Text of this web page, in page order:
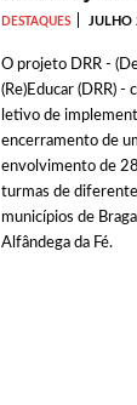
DESTAQUES JULHO
O projeto DRR -
(Re)Educar (DRR) -
letivo de
encerramento de
envolvimento de
turmas de
municípios de
Alfândega da Fé.